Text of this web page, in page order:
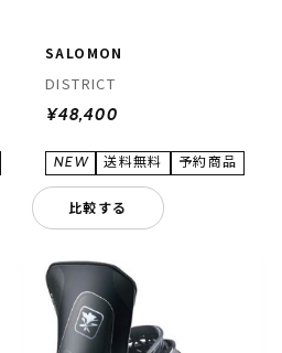
SALOMON
DISTRICT
¥48,400
比較する